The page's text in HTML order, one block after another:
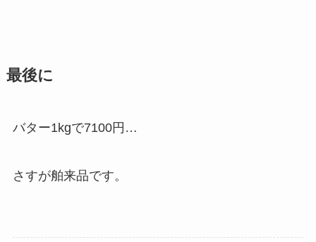
最後に
バター1kgで7100円…
さすが舶来品です。